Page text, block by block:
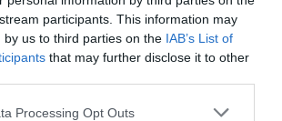
participants. This information may
by us to third parties on the IAB’s List of
that may further disclose it to other
Processing Opt Outs
di Charme Alhambra è ubicato a Giarre e si trova
un palazzetto di fine '800 totalmen..."
- Venezia - Castello, 2950 (Venezia)
Alla Vigna si trova a Venezia a breve distanza dai